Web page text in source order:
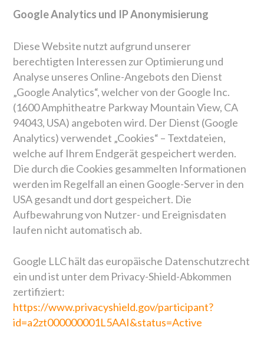
Google Analytics und IP Anonymisierung
Diese Website nutzt aufgrund unserer
berechtigten Interessen zur Optimierung und
Analyse unseres Online-Angebots den Dienst
„Google Analytics“, welcher von der Google Inc.
(1600 Amphitheatre Parkway Mountain View, CA
94043, USA) angeboten wird. Der Dienst (Google
Analytics) verwendet „Cookies“ – Textdateien,
welche auf Ihrem Endgerät gespeichert werden.
Die durch die Cookies gesammelten Informationen
werden im Regelfall an einen Google-Server in den
USA gesandt und dort gespeichert. Die
Aufbewahrung von Nutzer- und Ereignisdaten
laufen nicht automatisch ab.
Google LLC hält das europäische Datenschutzrecht
ein und ist unter dem Privacy-Shield-Abkommen
zertifiziert:
https://www.privacyshield.gov/participant?
id=a2zt000000001L5AAI&status=Active